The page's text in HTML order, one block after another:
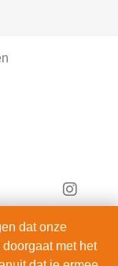
van
dat onze
met het